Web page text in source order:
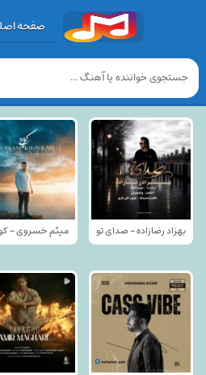
صفحه
بهزاد رضازاده - صدای تو میثم خسروی -